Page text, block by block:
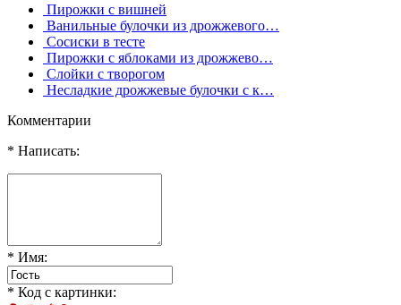
Пирожки с вишней
Ванильные булочки из дрожжевого…
Сосиски в тесте
Пирожки с яблоками из дрожжево…
Слойки с творогом
Несладкие дрожжевые булочки с к…
Комментарии
* Написать:
* Имя:
* Код с картинки: